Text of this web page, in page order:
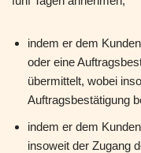
indem er dem
oder eine
übermittelt, wobei
Auftragsbestätigung
indem er dem
insoweit der Zugang